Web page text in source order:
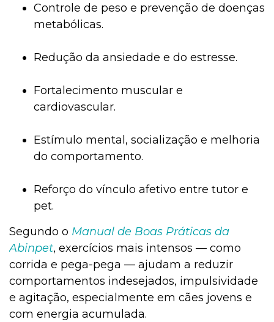
Controle de peso e prevenção de doenças
metabólicas.
Redução da ansiedade e do estresse.
Fortalecimento muscular e
cardiovascular.
Estímulo mental, socialização e melhoria
do comportamento.
Reforço do vínculo afetivo entre tutor e
pet.
Segundo o Manual de Boas Práticas da
Abinpet, exercícios mais intensos — como
corrida e pega-pega — ajudam a reduzir
comportamentos indesejados, impulsividade
e agitação, especialmente em cães jovens e
com energia acumulada.